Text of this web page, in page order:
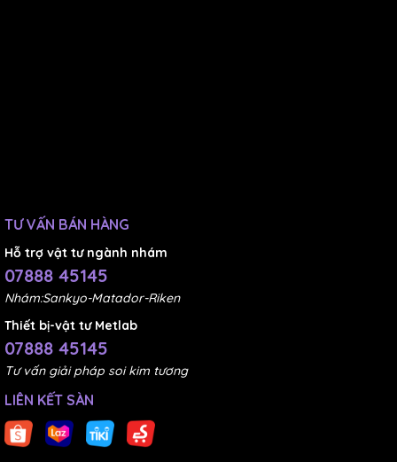
TƯ VẤN BÁN HÀNG
Hỗ trợ vật tư ngành nhám
07888 45145
Nhám:Sankyo-Matador-Riken
Thiết bị-vật tư Metlab
07888 45145
Tư vấn giải pháp soi kim tương
LIÊN KẾT SÀN